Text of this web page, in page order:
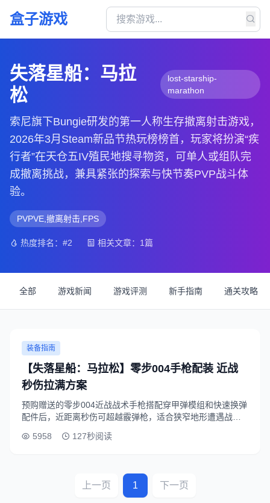
盒子游戏
失落星船：马拉
松
lost-starship-
marathon
索尼旗下Bungie研发的第一人称生存撤离射击游戏，
2026年3月Steam新品节热玩榜榜首，玩家将扮演“疾
行者”在天仓五IV殖民地搜寻物资，可单人或组队完
成撤离挑战，兼具紧张的探索与快节奏PVP战斗体
验。
PVPVE,撤离射击,FPS
热度排名：#2 相关文章：1篇
全部 游戏新闻 游戏评测 新手指南 通关攻略
装备指南
【失落星船：马拉松】零步004手枪配装 近战
秒伤拉满方案
预购赠送的零步004近战战术手枪搭配穿甲弹模组和快速换弹
配件后，近距离秒伤可超越霰弹枪，适合狭窄地形遭遇战，
5958 127秒阅读
上一页 1 下一页